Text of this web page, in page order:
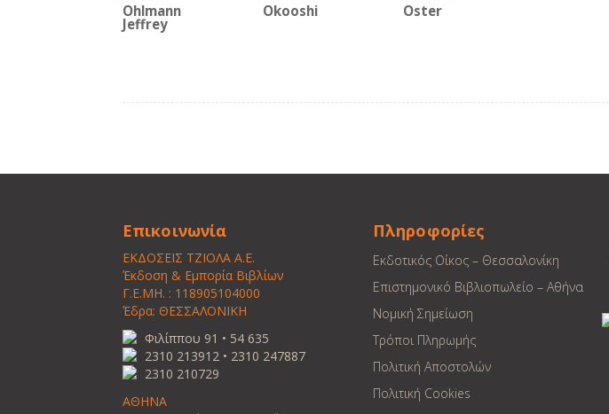
Ohlmann
Jeffrey
Okooshi Oster
Επικοινωνία
ΕΚΔΟΣΕΙΣ ΤΖΙΟΛΑ Α.Ε.
Έκδοση & Εμπορία Βιβλίων
Γ.Ε.ΜΗ. : 118905104000
Έδρα: ΘΕΣΣΑΛΟΝΙΚΗ
Φιλίππου 91 • 54 635
2310 213912 • 2310 247887
2310 210729
ΑΘΗΝΑ
Πληροφορίες
Εκδοτικός Οίκος – Θεσσαλονίκη
Επιστημονικό Βιβλιοπωλείο – Αθήνα
Νομική Σημείωση
Τρόποι Πληρωμής
Πολιτική Αποστολών
Πολιτική Cookies